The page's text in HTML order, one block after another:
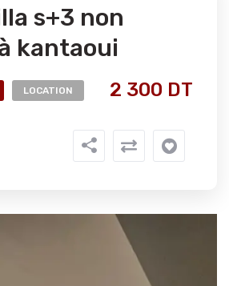
s+3 non
kantaoui
LOCATION 2 300 DT